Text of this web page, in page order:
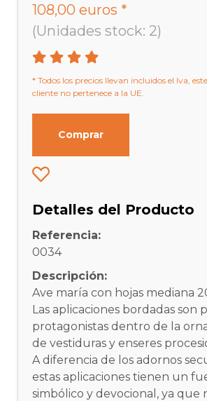
108,00 euros *
(Unidades stock: 2)
* Todos los precios llevan incluidos el Iva,
cliente no pertenece a la UE.
Comprar
Detalles del Producto
Referencia:
0034
Descripción:
Ave maría con hojas mediana
Las aplicaciones bordadas son
protagonistas dentro de la
de vestiduras y enseres
A diferencia de los adornos
estas aplicaciones tienen un
simbólico y devocional, ya que